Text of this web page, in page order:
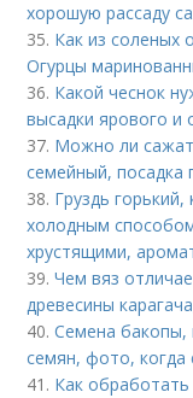
хорошую рассаду
35. Как из соленых
Огурцы
36. Какой чеснок
высадки ярового и
37. Можно ли
семейный, посадка
38. Груздь горький,
холодным
хрустящими,
39.Чем вяз
древесины
40.Семена бакопы,
семян, фото, когда
41. Как